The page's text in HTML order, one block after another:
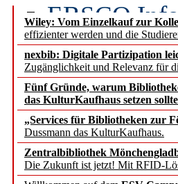
Wiley: Vom Einzelkauf zur
effizienter werden und die
nexbib: Digitale Partizipation
Zugänglichkeit und Relevanz für
Fünf Gründe, warum
das KulturKaufhaus setzen
„Services für Bibliotheken zur
Dussmann das KulturKaufhaus.
Zentralbibliothek
Die Zukunft ist jetzt! Mit RFID-
EBSCO
Sorbisches
Geschichte
Künstliche
besser zu